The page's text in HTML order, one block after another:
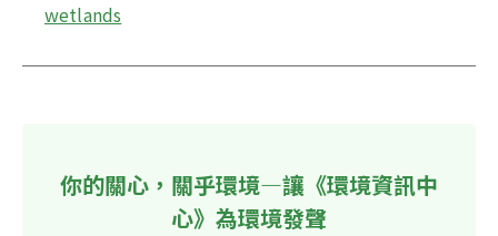
wetlands
你的關心，關乎環境—讓《環境資訊中
心》為環境發聲